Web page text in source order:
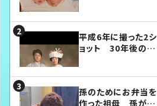
平成6年に撮った2シ
ョット 30年後の姿
孫のためにお弁当を
作った祖母 孫が絶